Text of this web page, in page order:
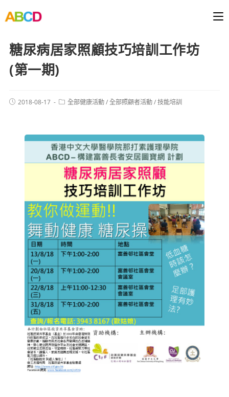
糖尿病居家照顧技巧培訓工作坊
(第一期)
2018-08-17 全部健康活動/全部照顧者活動/技能培訓